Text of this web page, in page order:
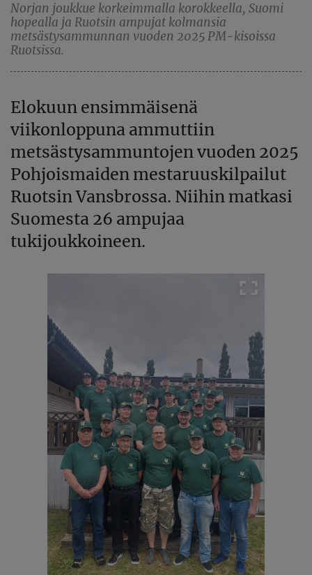
Norjan joukkue korkeimmalla korokkeella, Suomi
hopealla ja Ruotsin ampujat kolmansia
metsästysammunnan vuoden 2025 PM-kisoissa
Ruotsissa.
Elokuun ensimmäisenä
viikonloppuna ammuttiin
metsästysammuntojen vuoden 2025
Pohjoismaiden mestaruuskilpailut
Ruotsin Vansbrossa. Niihin matkasi
Suomesta 26 ampujaa
tukijoukkoineen.